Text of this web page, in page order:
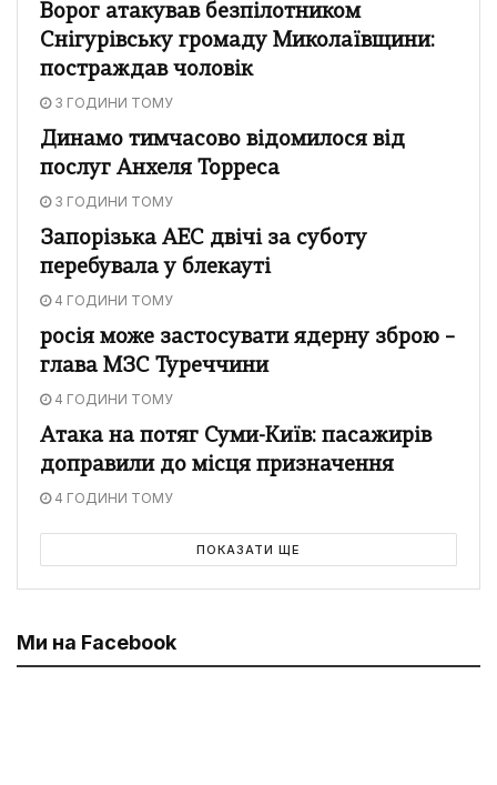
Ворог атакував безпілотником
Снігурівську громаду Миколаївщини:
постраждав чоловік
3 ГОДИНИ ТОМУ
Динамо тимчасово відомилося від
послуг Анхеля Торреса
3 ГОДИНИ ТОМУ
Запорізька АЕС двічі за суботу
перебувала у блекауті
4 ГОДИНИ ТОМУ
росія може застосувати ядерну зброю –
глава МЗС Туреччини
4 ГОДИНИ ТОМУ
Атака на потяг Суми-Київ: пасажирів
доправили до місця призначення
4 ГОДИНИ ТОМУ
ПОКАЗАТИ ЩЕ
Ми на Facebook